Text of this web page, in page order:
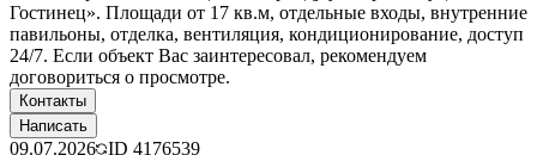
Гостинец». Площади от 17 кв.м, отдельные входы, внутренние
павильоны, отделка, вентиляция, кондиционирование, доступ
24/7. Если объект Вас заинтересовал, рекомендуем
договориться о просмотре.
Контакты
Написать
09.07.2026 ID 4176539